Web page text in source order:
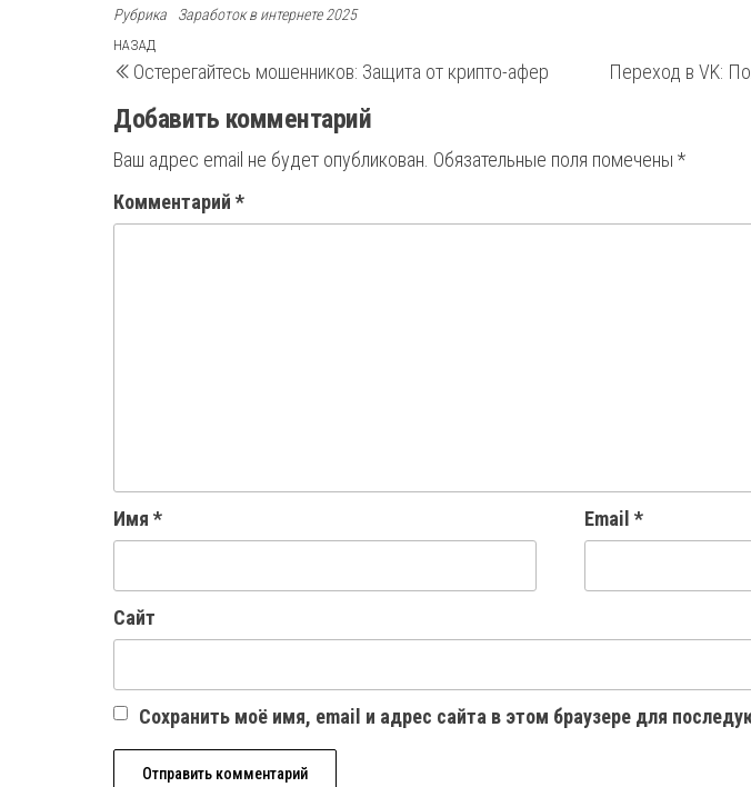
Рубрика Заработок в интернете 2025
Навигация
по
записям
Предыдущая
запись
НАЗАД
Остерегайтесь мошенников: Защита от крипто-афер Переход в VK:
Добавить комментарий
Ваш адрес email не будет опубликован. Обязательные поля помечены *
Комментарий *
Имя * Email *
Сайт
Сохранить моё имя, email и адрес сайта в этом браузере для